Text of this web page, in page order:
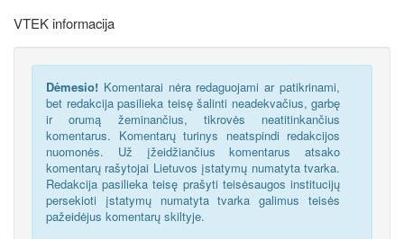
VTEK informacija
Dėmesio! Komentarai nėra redaguojami ar patikrinami,
bet redakcija pasilieka teisę šalinti neadekvačius, garbę
ir orumą žeminančius, tikrovės neatitinkančius
komentarus. Komentarų turinys neatspindi redakcijos
nuomonės. Už įžeidžiančius komentarus atsako
komentarų rašytojai Lietuvos įstatymų numatyta tvarka.
Redakcija pasilieka teisę prašyti teisėsaugos institucijų
persekioti įstatymų numatyta tvarka galimus teisės
pažeidėjus komentarų skiltyje.